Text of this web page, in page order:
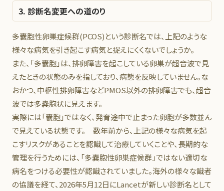
3. 診断名変更への道のり
多嚢胞性卵巣症候群(PCOS)という診断名では、上記のような
様々な病気を引き起こす病気と捉えにくくないでしょうか。
また、「多嚢胞」は、排卵障害を起こしている卵巣が超音波で見
えたときの状態のみを指しており、病態を反映していません。な
おかつ、中枢性排卵障害などPMOS以外の排卵障害でも、超音
波では多嚢胞状に見えます。
実際には「嚢胞」ではなく、発育途中で止まった卵胞が多数並ん
で見えている状態です。 数年前から、上記の様々な病気を起
こすリスクがあることを認識して治療していくことや、長期的な
管理を行うためには、「多嚢胞性卵巣症候群」ではない適切な
病名をつける必要性が認識されていました。海外の様々な識者
の協議を経て、2026年5月12日にLancetが新しい診断名として